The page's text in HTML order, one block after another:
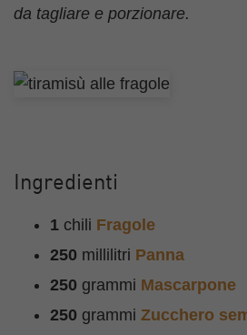
da tagliare e porzionare.
Ingredienti
1 chili Fragole
250 millilitri Panna
250 grammi Mascarpone
250 grammi Zucchero